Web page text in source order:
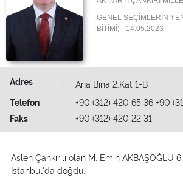
GENEL SEÇİMLERİN
BİTİMİ) - 14.05.2023
Adres :
Ana Bina 2.Kat 1-B
Telefon
:
+90 (312) 420 65 36 +90
Faks
: +90 (312) 420 22 31
Aslen Çankırılı olan M. Emin AKBAŞOĞLU
İstanbul'da doğdu.